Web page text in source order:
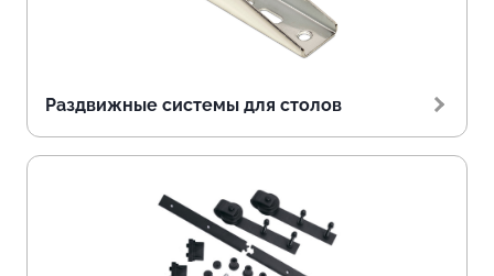
Раздвижные системы для столов